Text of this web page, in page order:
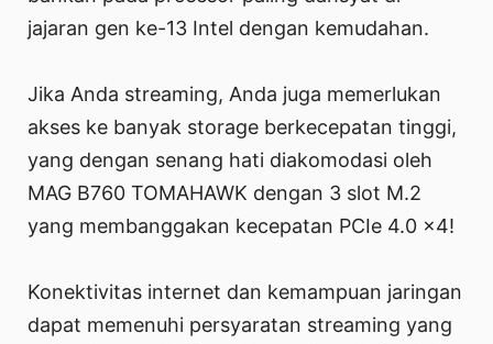
jajaran gen ke-13 Intel dengan kemudahan.
Jika Anda streaming, Anda juga memerlukan
akses ke banyak storage berkecepatan tinggi,
yang dengan senang hati diakomodasi oleh
MAG B760 TOMAHAWK dengan 3 slot M.2
yang membanggakan kecepatan PCIe 4.0 x4!
Konektivitas internet dan kemampuan jaringan
dapat memenuhi persyaratan streaming yang